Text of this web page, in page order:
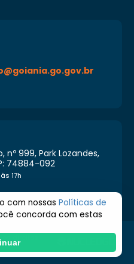
nº 999, Park Lozandes,
74884-092
17h
direitos
com nossas Políticas de
concorda com estas